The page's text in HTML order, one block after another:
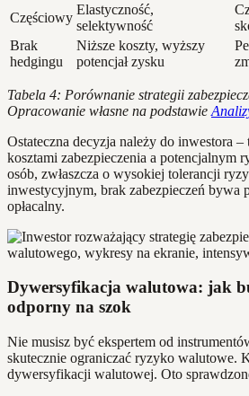
Częściowy
Elastyczność,
selektywność
Brak
hedgingu
Niższe koszty, wyższy
potencjał zysku
Tabela 4: Porównanie strategii
Opracowanie własne na podstawie
Ostateczna decyzja należy do inwestora
kosztami zabezpieczenia a potencjalnym
osób, zwłaszcza o wysokiej tolerancji
inwestycyjnym, brak zabezpieczeń bywa
opłacalny.
Dywersyfikacja walutowa: jak
odporny na szok
Nie musisz być ekspertem od
skutecznie ograniczać ryzyko walutowe.
dywersyfikacji walutowej. Oto